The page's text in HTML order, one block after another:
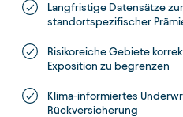
Langfristige Datensätze
standortspezifischer
Risikoreiche Gebiete
Exposition zu begrenzen
Klima-informiertes
Rückversicherung